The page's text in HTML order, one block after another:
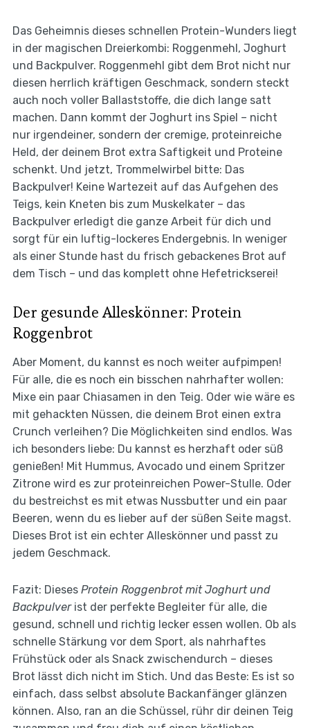
Das Geheimnis dieses schnellen Protein-Wunders liegt
in der magischen Dreierkombi: Roggenmehl, Joghurt
und Backpulver. Roggenmehl gibt dem Brot nicht nur
diesen herrlich kräftigen Geschmack, sondern steckt
auch noch voller Ballaststoffe, die dich lange satt
machen. Dann kommt der Joghurt ins Spiel – nicht
nur irgendeiner, sondern der cremige, proteinreiche
Held, der deinem Brot extra Saftigkeit und Proteine
schenkt. Und jetzt, Trommelwirbel bitte: Das
Backpulver! Keine Wartezeit auf das Aufgehen des
Teigs, kein Kneten bis zum Muskelkater – das
Backpulver erledigt die ganze Arbeit für dich und
sorgt für ein luftig-lockeres Endergebnis. In weniger
als einer Stunde hast du frisch gebackenes Brot auf
dem Tisch – und das komplett ohne Hefetrickserei!
Der gesunde Alleskönner: Protein
Roggenbrot
Aber Moment, du kannst es noch weiter aufpimpen!
Für alle, die es noch ein bisschen nahrhafter wollen:
Mixe ein paar Chiasamen in den Teig. Oder wie wäre es
mit gehackten Nüssen, die deinem Brot einen extra
Crunch verleihen? Die Möglichkeiten sind endlos. Was
ich besonders liebe: Du kannst es herzhaft oder süß
genießen! Mit Hummus, Avocado und einem Spritzer
Zitrone wird es zur proteinreichen Power-Stulle. Oder
du bestreichst es mit etwas Nussbutter und ein paar
Beeren, wenn du es lieber auf der süßen Seite magst.
Dieses Brot ist ein echter Alleskönner und passt zu
jedem Geschmack.
Fazit: Dieses Protein Roggenbrot mit Joghurt und
Backpulverist der perfekte Begleiter für alle, die
gesund, schnell und richtig lecker essen wollen. Ob als
schnelle Stärkung vor dem Sport, als nahrhaftes
Frühstück oder als Snack zwischendurch – dieses
Brot lässt dich nicht im Stich. Und das Beste: Es ist so
einfach, dass selbst absolute Backanfänger glänzen
können. Also, ran an die Schüssel, rühr dir deinen Teig